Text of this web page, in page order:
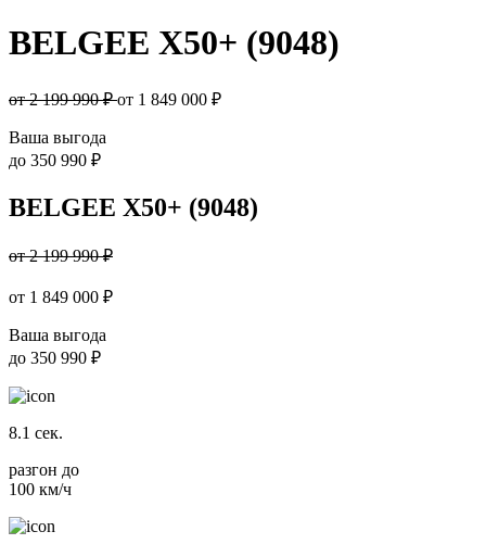
BELGEE X50+ (9048)
от 2 199 990 ₽от 1 849 000 ₽
Ваша выгода
до 350 990 ₽
BELGEE X50+ (9048)
от 2 199 990 ₽
от 1 849 000 ₽
Ваша выгода
до 350 990 ₽
8.1 сек.
разгон до
100 км/ч